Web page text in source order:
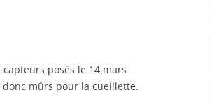
posés le 14 mars
mûrs pour la cueillette.